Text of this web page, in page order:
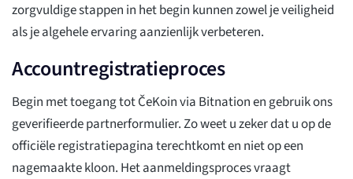
zorgvuldige stappen in het begin kunnen zowel je veiligheid
als je algehele ervaring aanzienlijk verbeteren.
Accountregistratieproces
Begin met toegang tot ČeKoin via Bitnation en gebruik ons
geverifieerde partnerformulier. Zo weet u zeker dat u op de
officiële registratiepagina terechtkomt en niet op een
nagemaakte kloon. Het aanmeldingsproces vraagt